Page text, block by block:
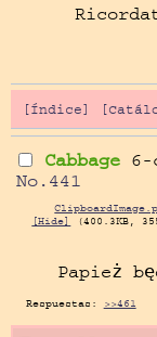
[Índice]
Cabbage 6-
No. 441
[Hide]
(400.3KB,
Papież
Respuestas: >>461